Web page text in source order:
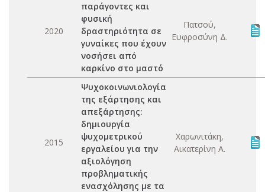
2020
παράγοντες και
φυσική
δραστηριότητα σε
γυναίκες που έχουν
νοσήσει από
καρκίνο στο μαστό
Πατσού,
Ευφροσύνη Δ.
2015
Ψυχοκοινωνιολογία
της εξάρτησης και
απεξάρτησης:
δημιουργία
ψυχομετρικού
εργαλείου για την
αξιολόγηση
προβληματικής
ενασχόλησης με τα
Χαρωνιτάκη,
Αικατερίνη Α.